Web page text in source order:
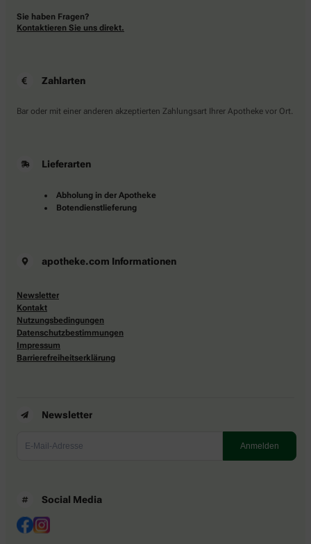
Sie haben Fragen?
Kontaktieren Sie uns direkt.
Zahlarten
Bar oder mit einer anderen akzeptierten Zahlungsart Ihrer Apotheke vor Ort.
Lieferarten
Abholung in der Apotheke
Botendienstlieferung
apotheke.com Informationen
Newsletter
Kontakt
Nutzungsbedingungen
Datenschutzbestimmungen
Impressum
Barrierefreiheitserklärung
Newsletter
Social Media